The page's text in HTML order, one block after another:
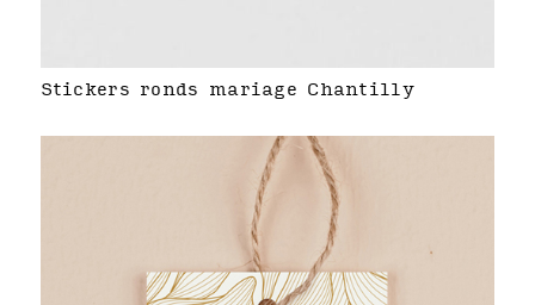
Stickers ronds mariage Chantilly